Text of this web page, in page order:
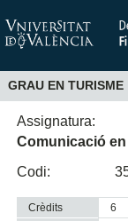
GRAU EN TURISME
Assignatura:
Comunicació en
Codi:
Crèdits
6